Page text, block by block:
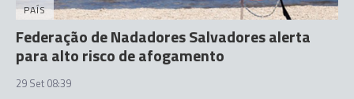
PAÍS
Federação de Nadadores Salvadores alerta
para alto risco de afogamento
29 Set 08:39